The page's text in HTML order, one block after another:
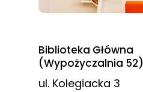
Biblioteka Główna
(Wypożyczalnia 52)
ul. Kolegiacka 3